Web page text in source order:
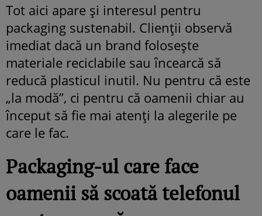
Tot aici apare și interesul pentru
packaging sustenabil. Clienții observă
imediat dacă un brand folosește
materiale reciclabile sau încearcă să
reducă plasticul inutil. Nu pentru că este
„la modă”, ci pentru că oamenii chiar au
început să fie mai atenți la alegerile pe
care le fac.
Packaging-ul care face
oamenii să scoată telefonul